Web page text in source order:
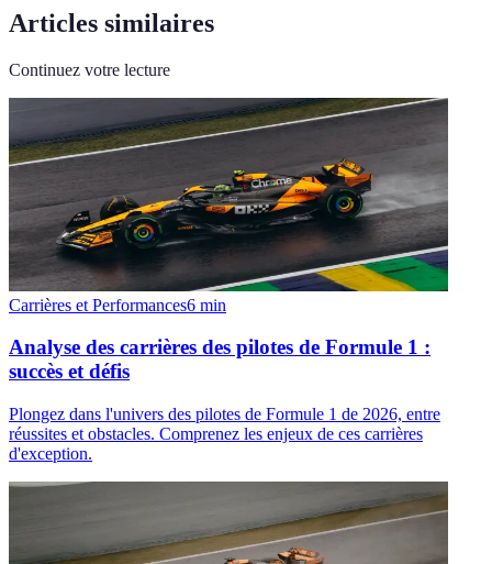
Articles similaires
Continuez votre lecture
Carrières et Performances6 min
Analyse des carrières des pilotes de Formule 1 :
succès et défis
Plongez dans l'univers des pilotes de Formule 1 de 2026, entre
réussites et obstacles. Comprenez les enjeux de ces carrières
d'exception.